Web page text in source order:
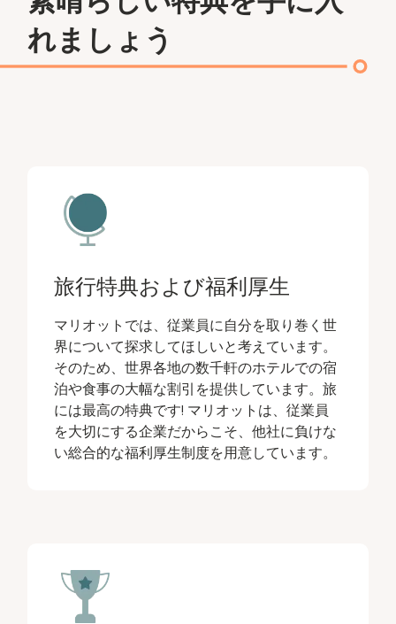
れましょう
旅行特典および福利厚生
マリオットでは、従業員に自分を取り巻く世
界について探求してほしいと考えています。
そのため、世界各地の数千軒のホテルでの宿
泊や食事の大幅な割引を提供しています。旅
には最高の特典です! マリオットは、従業員
を大切にする企業だからこそ、他社に負けな
い総合的な福利厚生制度を用意しています。